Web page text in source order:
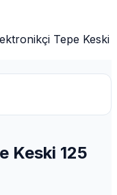
Tepe Keski
Keski 125